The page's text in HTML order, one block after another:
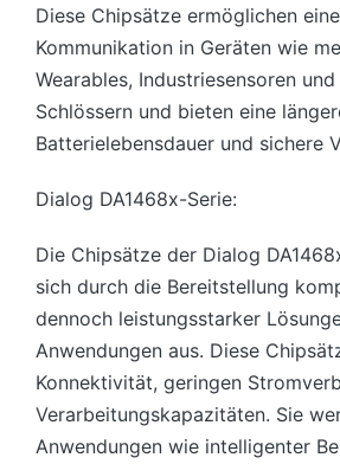
Diese Chipsätze ermöglichen
Kommunikation in Geräten wie
Wearables, Industriesensoren
Schlössern und bieten eine
Batterielebensdauer und sichere
Dialog DA1468x-Serie:
Die Chipsätze der Dialog
sich durch die Bereitstellung
dennoch leistungsstarker
Anwendungen aus. Diese
Konnektivität, geringen
Verarbeitungskapazitäten. Sie
Anwendungen wie intelligenter